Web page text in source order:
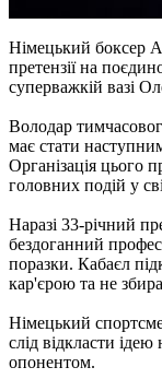
Німецький боксер
претензії на
суперважкій вазі
Володар
має стати
Організація цього
головних подій у
Наразі 33-річний
бездоганний
поразки. Кабаєл
кар'єрою та не
Німецький
слід відкласти
опонентом.